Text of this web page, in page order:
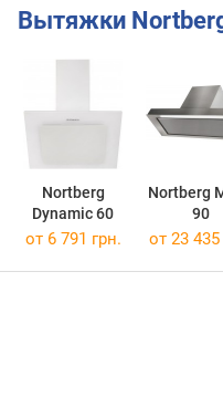
Вытяжки
Nortberg
Dynamic 60
Nortberg
90
от 6 791 грн. от 23 435